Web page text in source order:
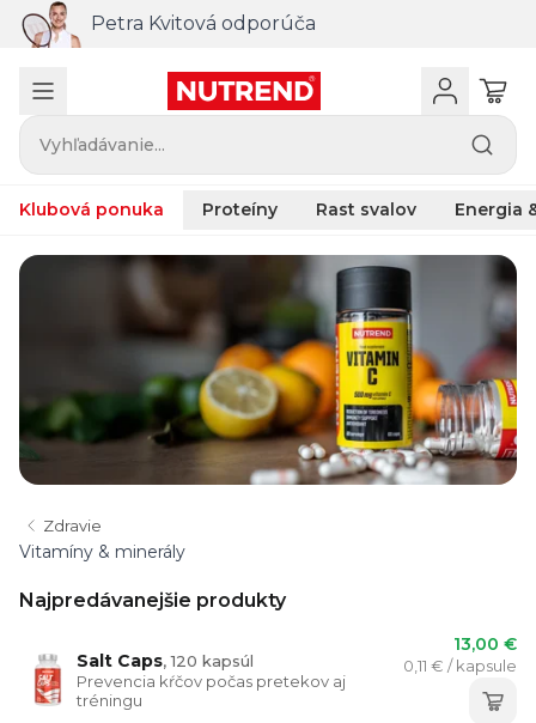
Petra Kvitová odporúča
Vyhľadávanie...
Klubová ponuka Proteíny Rast svalov Energia
Zdravie
Vitamíny & minerály
Najpredávanejšie produkty
Salt Caps, 120 kapsúl
Prevencia kŕčov počas pretekov aj
tréningu
13,00 €
0,11 € / kapsule